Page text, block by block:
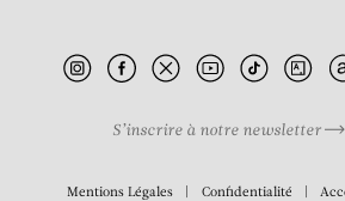
Rythme
S’inscrire à notre newsletter
Mentions Légales Confidentialité